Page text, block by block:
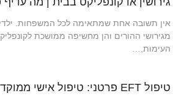
אין תשובה אחת שמתאימה לכל המשפחות.
מגירושי ההורים והן מחשיפה ממושכת
העימות,…
טיפול EFT פרטני: טיפול אישי ממוקד רגש (EFIT)